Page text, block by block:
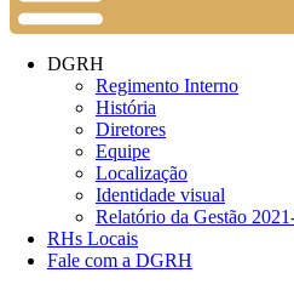
DGRH
Regimento Interno
História
Diretores
Equipe
Localização
Identidade visual
Relatório da Gestão
RHs Locais
Fale com a DGRH